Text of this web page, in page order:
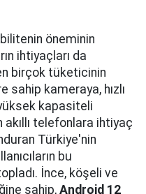
öneminin
ihtiyaçları da
birçok tüketicinin
sahip kameraya, hızlı
kapasiteli
telefonlara ihtiyaç
Türkiye'nin
bu
İnce, köşeli ve
sahip, Android 12